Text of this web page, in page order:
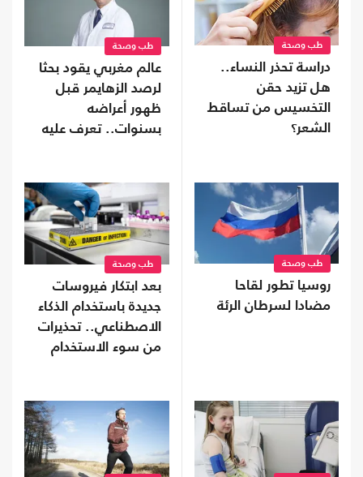
طب وصحة
دراسة تحذر النساء..
هل تزيد حقن
التخسيس من تساقط
الشعر؟
طب وصحة
عالم مغربي يقود بحثا
لرصد الزهايمر قبل
ظهور أعراضه
بسنوات.. تعرف عليه
طب وصحة
روسيا تطور لقاحا
مضادا لسرطان الرئة
طب وصحة
بعد ابتكار فيروسات
جديدة باستخدام الذكاء
الاصطناعي.. تحذيرات
من سوء الاستخدام